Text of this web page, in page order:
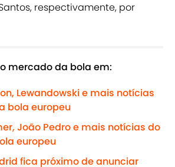
respectivamente, por
mercado da bola em:
Lewandowski e mais notícias
bola europeu
João Pedro e mais notícias do
europeu
fica próximo de anunciar